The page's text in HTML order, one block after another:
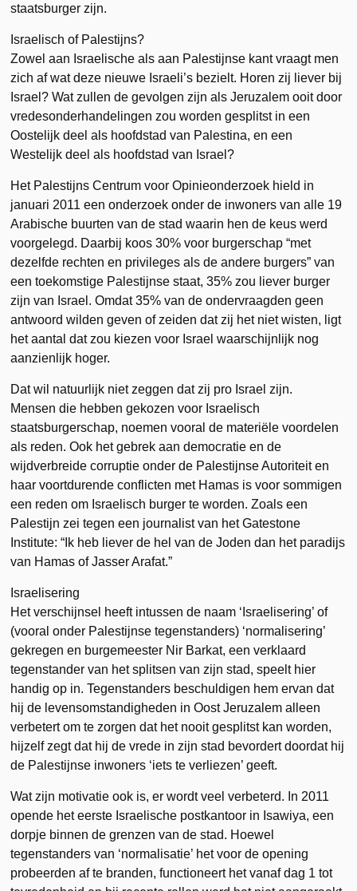
staatsburger zijn.
Israelisch of Palestijns?
Zowel aan Israelische als aan Palestijnse kant vraagt men
zich af wat deze nieuwe Israeli’s bezielt. Horen zij liever bij
Israel? Wat zullen de gevolgen zijn als Jeruzalem ooit door
vredesonderhandelingen zou worden gesplitst in een
Oostelijk deel als hoofdstad van Palestina, en een
Westelijk deel als hoofdstad van Israel?
Het Palestijns Centrum voor Opinieonderzoek hield in
januari 2011 een onderzoek onder de inwoners van alle 19
Arabische buurten van de stad waarin hen de keus werd
voorgelegd. Daarbij koos 30% voor burgerschap “met
dezelfde rechten en privileges als de andere burgers” van
een toekomstige Palestijnse staat, 35% zou liever burger
zijn van Israel. Omdat 35% van de ondervraagden geen
antwoord wilden geven of zeiden dat zij het niet wisten, ligt
het aantal dat zou kiezen voor Israel waarschijnlijk nog
aanzienlijk hoger.
Dat wil natuurlijk niet zeggen dat zij pro Israel zijn.
Mensen die hebben gekozen voor Israelisch
staatsburgerschap, noemen vooral de materiële voordelen
als reden. Ook het gebrek aan democratie en de
wijdverbreide corruptie onder de Palestijnse Autoriteit en
haar voortdurende conflicten met Hamas is voor sommigen
een reden om Israelisch burger te worden. Zoals een
Palestijn zei tegen een journalist van het Gatestone
Institute: “Ik heb liever de hel van de Joden dan het paradijs
van Hamas of Jasser Arafat.”
Israelisering
Het verschijnsel heeft intussen de naam ‘Israelisering’ of
(vooral onder Palestijnse tegenstanders) ‘normalisering’
gekregen en burgemeester Nir Barkat, een verklaard
tegenstander van het splitsen van zijn stad, speelt hier
handig op in. Tegenstanders beschuldigen hem ervan dat
hij de levensomstandigheden in Oost Jeruzalem alleen
verbetert om te zorgen dat het nooit gesplitst kan worden,
hijzelf zegt dat hij de vrede in zijn stad bevordert doordat hij
de Palestijnse inwoners ‘iets te verliezen’ geeft.
Wat zijn motivatie ook is, er wordt veel verbeterd. In 2011
opende het eerste Israelische postkantoor in Isawiya, een
dorpje binnen de grenzen van de stad. Hoewel
tegenstanders van ‘normalisatie’ het voor de opening
probeerden af te branden, functioneert het vanaf dag 1 tot